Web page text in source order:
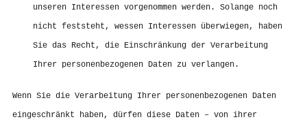
unseren Interessen vorgenommen werden. Solange noch
nicht feststeht, wessen Interessen überwiegen, haben
Sie das Recht, die Einschränkung der Verarbeitung
Ihrer personenbezogenen Daten zu verlangen.
Wenn Sie die Verarbeitung Ihrer personenbezogenen Daten
eingeschränkt haben, dürfen diese Daten – von ihrer